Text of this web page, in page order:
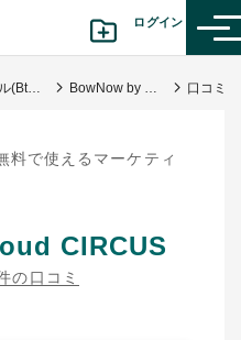
ログイン
MAツール(BtoB) BowNow by Cloud CIRCUS
料で使えるマーケティ
CIRCUS
の口コミ